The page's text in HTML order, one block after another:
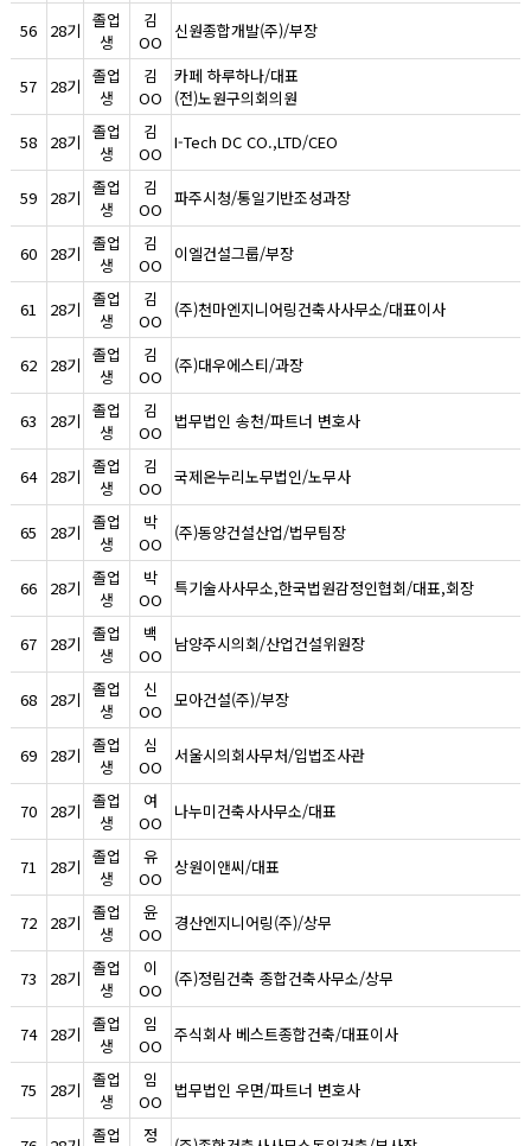
56 28기 졸업
생
김
OO
신원종합개발(주)/부장
57 28기 졸업
생
김
OO
카페 하루하나/대표
(전)노원구의회의원
58
28기 졸업
생
김
OO
I-Tech DC CO.,LTD/CEO
59 28기 졸업
생
김
OO
파주시청/통일기반조성과장
60 28기 졸업
생
김
OO
이엘건설그룹/부장
61 28기 졸업
생
김
OO
(주)천마엔지니어링건축사사무소/대표이사
62 28기 졸업
생
김
OO
(주)대우에스티/과장
63 28기 졸업
생
김
OO
법무법인 송천/파트너 변호사
64 28기 졸업
생
김
OO
국제온누리노무법인/노무사
65 28기 졸업
생
박
OO
(주)동양건설산업/법무팀장
66 28기 졸업
생
박
OO
특기술사사무소,한국법원감정인협회/대표,회장
67 28기 졸업
생
백
OO
남양주시의회/산업건설위원장
68 28기 졸업
생
신
OO
모아건설(주)/부장
69 28기 졸업
생
심
OO
서울시의회사무처/입법조사관
70 28기 졸업
생
여
OO
나누미건축사사무소/대표
71 28기 졸업
생
유
OO
상원이앤씨/대표
72 28기 졸업
생
윤
OO
경산엔지니어링(주)/상무
73 28기 졸업
생
이
OO
(주)정림건축 종합건축사무소/상무
74 28기 졸업
생
임
OO
주식회사 베스트종합건축/대표이사
75 28기 졸업
생
임
OO
법무법인 우면/파트너 변호사
졸업 정